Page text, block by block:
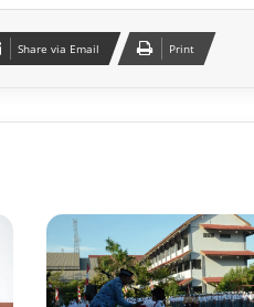
Share via Email Print